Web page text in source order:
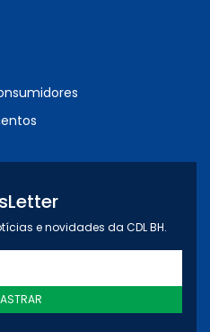
e novidades da CDL BH.